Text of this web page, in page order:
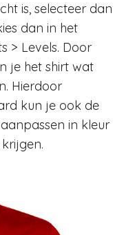
is, selecteer dan
dan in het
> Levels. Door
je het shirt wat
Hierdoor
kun je ook de
in kleur